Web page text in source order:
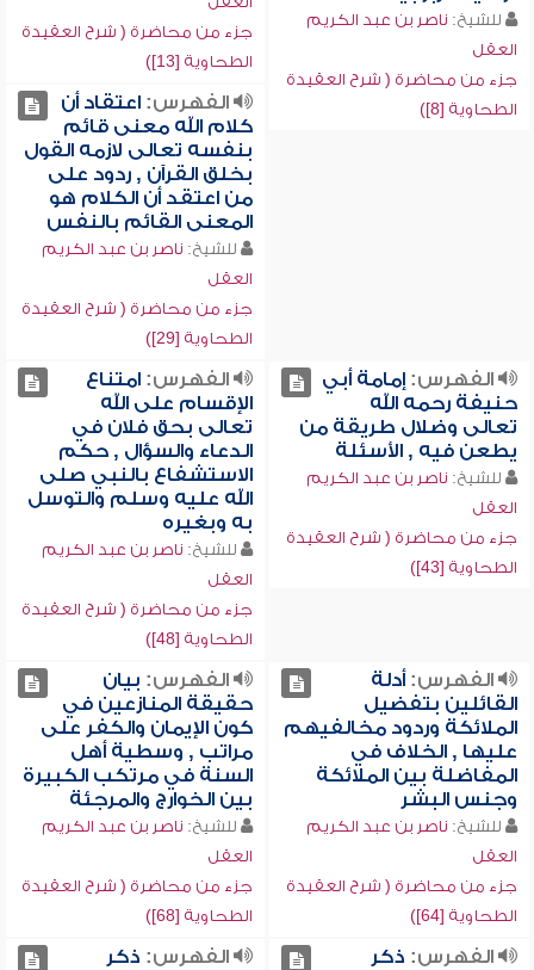
للشيخ: ناصر بن عبد الكريم
العقل
جزء من محاضرة ( شرح العقيدة
الطحاوية [8])
جزء من محاضرة ( شرح العقيدة
الطحاوية [13])
الفهرس:اعتقاد أن
كلام الله معنى قائم
بنفسه تعالى لازمه القول
بخلق القرآن , ردود على
من اعتقد أن الكلام هو
المعنى القائم بالنفس
للشيخ: ناصر بن عبد الكريم
العقل
جزء من محاضرة ( شرح العقيدة
الطحاوية [29])
الفهرس:إمامة أبي
حنيفة رحمه الله
تعالى وضلال طريقة من
يطعن فيه , الأسئلة
للشيخ: ناصر بن عبد الكريم
العقل
جزء من محاضرة ( شرح العقيدة
الطحاوية [43])
الفهرس:امتناع
الإقسام على الله
تعالى بحق فلان في
الدعاء والسؤال , حكم
الاستشفاع بالنبي صلى
الله عليه وسلم والتوسل
به وبغيره
للشيخ: ناصر بن عبد الكريم
العقل
جزء من محاضرة ( شرح العقيدة
الطحاوية [48])
الفهرس:أدلة
القائلين بتفضيل
الملائكة وردود مخالفيهم
عليها , الخلاف في
المفاضلة بين الملائكة
وجنس البشر
للشيخ: ناصر بن عبد الكريم
العقل
جزء من محاضرة ( شرح العقيدة
الطحاوية [64])
الفهرس: بيان
حقيقة المنازعين في
كون الإيمان والكفر على
مراتب , وسطية أهل
السنة في مرتكب الكبيرة
بين الخوارج والمرجئة
للشيخ: ناصر بن عبد الكريم
العقل
جزء من محاضرة ( شرح العقيدة
الطحاوية [68])
الفهرس: ذكر الفهرس: ذكر